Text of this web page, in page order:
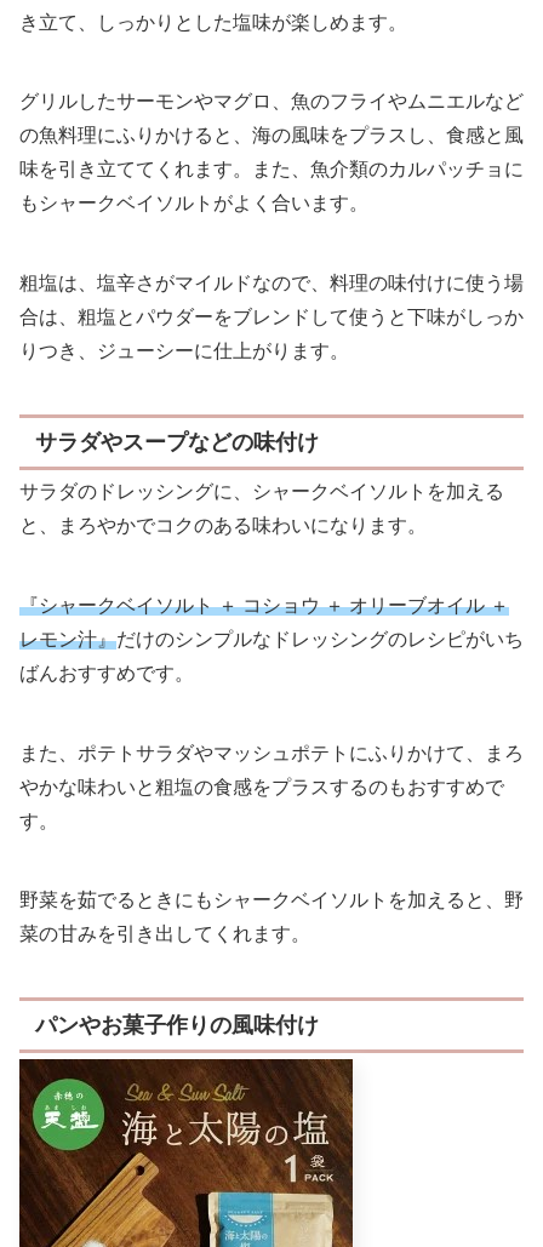
き立て、しっかりとした塩味が楽しめます。
グリルしたサーモンやマグロ、魚のフライやムニエルなど
の魚料理にふりかけると、海の風味をプラスし、食感と風
味を引き立ててくれます。また、魚介類のカルパッチョに
もシャークベイソルトがよく合います。
粗塩は、塩辛さがマイルドなので、料理の味付けに使う場
合は、粗塩とパウダーをブレンドして使うと下味がしっか
りつき、ジューシーに仕上がります。
サラダやスープなどの味付け
サラダのドレッシングに、シャークベイソルトを加える
と、まろやかでコクのある味わいになります。
『シャークベイソルト ＋ コショウ ＋ オリーブオイル ＋
レモン汁』だけのシンプルなドレッシングのレシピがいち
ばんおすすめです。
また、ポテトサラダやマッシュポテトにふりかけて、まろ
やかな味わいと粗塩の食感をプラスするのもおすすめで
す。
野菜を茹でるときにもシャークベイソルトを加えると、野
菜の甘みを引き出してくれます。
パンやお菓子作りの風味付け